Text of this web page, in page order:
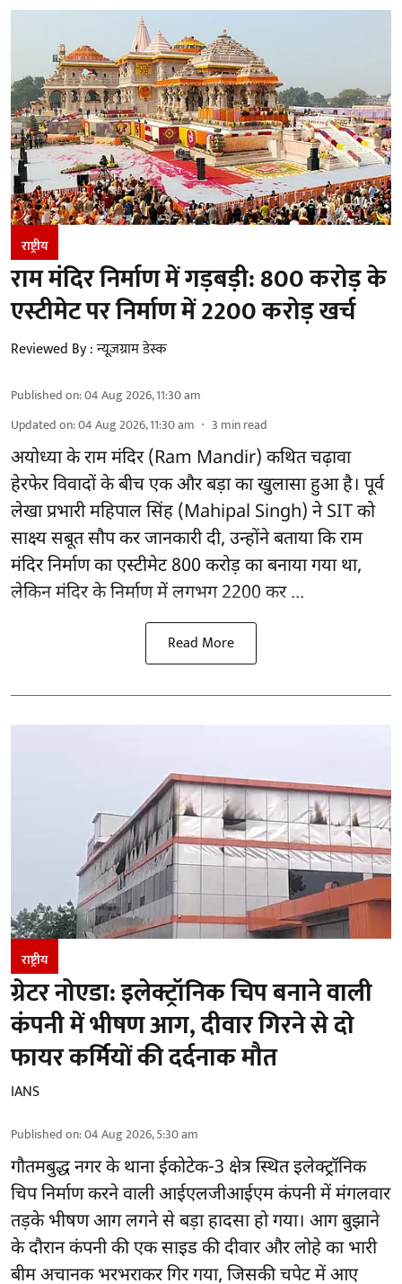
राष्ट्रीय
राम मंदिर निर्माण में गड़बड़ी: 800 करोड़ के
एस्टीमेट पर निर्माण में 2200 करोड़ खर्च
Reviewed By :न्यूज़ग्राम डेस्क
Published on:04 Aug 2026, 11:30 am
Updated on:04 Aug 2026, 11:30 am 3 min read
अयोध्या के राम मंदिर(Ram Mandir) कथित चढ़ावा
हेरफेर विवादों के बीच एक और बड़ा का खुलासा हुआ है। पूर्व
लेखा प्रभारी महिपाल सिंह (Mahipal Singh) ने SIT को
साक्ष्य सबूत सौप कर जानकारी दी, उन्होंने बताया कि राम
मंदिर निर्माण का एस्टीमेट 800 करोड़ का बनाया गया था,
लेकिन मंदिर के निर्माण में लगभग 2200 कर ...
Read More
राष्ट्रीय
ग्रेटर नोएडा: इलेक्ट्रॉनिक चिप बनाने वाली
कंपनी में भीषण आग, दीवार गिरने से दो
फायर कर्मियों की दर्दनाक मौत
IANS
Published on:04 Aug 2026, 5:30 am
गौतमबुद्ध नगरके थाना ईकोटेक-3 क्षेत्र स्थित इलेक्ट्रॉनिक
चिप निर्माण करने वाली आईएलजीआईएम कंपनी में मंगलवार
तड़के भीषण आग लगने से बड़ा हादसा हो गया। आग बुझाने
के दौरान कंपनी की एक साइड की दीवार और लोहे का भारी
बीम अचानक भरभराकर गिर गया, जिसकी चपेट में आए